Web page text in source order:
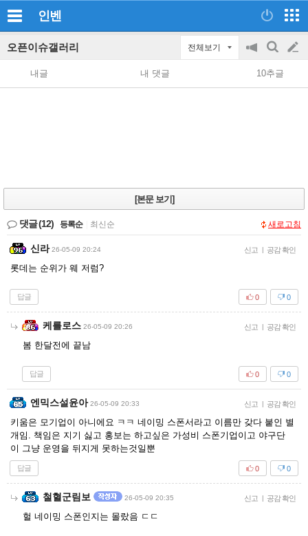
인벤
오픈이슈갤러리 전체보기
공
지
on/off
검
색
글
쓰
내글 내 댓글 10추글
[본문 보기]
댓글(12) 등록순 최신순 새로고침
신라 26-05-09 20:24 신고 | 공감 확인
롯데는 순위가 웨 저럼?
답글 0
0
케를로스 26-05-09 20:26 신고 | 공감 확인
봄 한달전에 끝남
답글 0
0
엔믹스설윤아 26-05-09 20:33 신고 | 공감 확인
키움은 모기업이 아니에요 ㅋㅋ 네이밍 스폰서라고 이름만 갖다 붙인 별
개임. 책임은 지기 싫고 홍보는 하고싶은 가성비 스폰기업이고 야구단
이 그냥 운영을 뒤지게 못하는것일뿐
답글 0
0
철혈군림보 26-05-09 20:35 신고 | 공감 확인
헐 네이밍 스폰인지는 몰랐음 ㄷㄷ